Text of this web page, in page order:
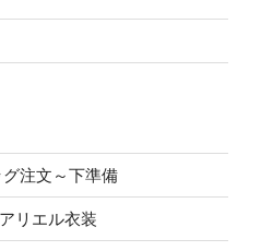
注文～下準備
リエル衣装